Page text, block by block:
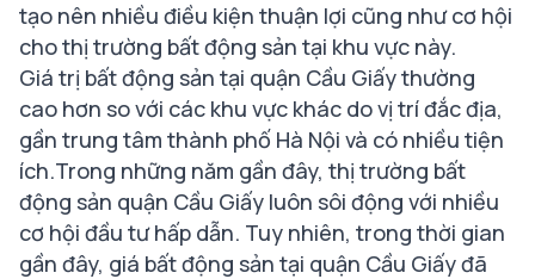
tạo nên nhiều điều kiện thuận lợi cũng như cơ hội
cho thị trường bất động sản tại khu vực này.
Giá trị bất động sản tại quận Cầu Giấy thường
cao hơn so với các khu vực khác do vị trí đắc địa,
gần trung tâm thành phố Hà Nội và có nhiều tiện
ích.Trong những năm gần đây, thị trường bất
động sản quận Cầu Giấy luôn sôi động với nhiều
cơ hội đầu tư hấp dẫn. Tuy nhiên, trong thời gian
gần đây, giá bất động sản tại quận Cầu Giấy đã